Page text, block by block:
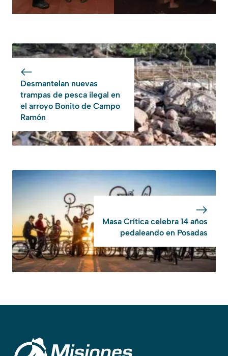
Desmantelan nuevas
trampas de pesca ilegal en
el arroyo Bonito de Campo
Ramón
Masa Crítica celebra 14 años
pedaleando en Posadas